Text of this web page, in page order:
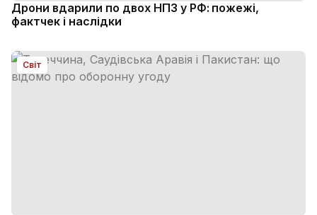
Дрони вдарили по двох НПЗ у РФ: пожежі,
фактчек і наслідки
Світ